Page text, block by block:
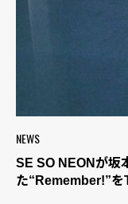
NEWS
SE SO NEONが坂
た“Remember!”を